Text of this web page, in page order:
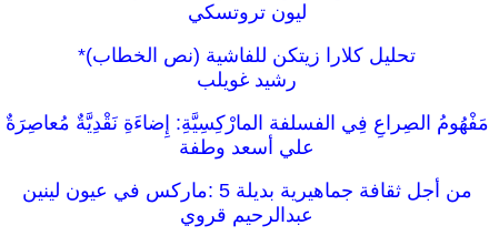
ليون تروتسكي
تحليل كلارا زيتكن للفاشية (نص الخطاب)*
رشيد غويلب
مَفْهُومُ الصِراعِ فِي الفسلفة المارْكِسِيَّةِ: إِضاءَةِ نَقْدِيَّةٌ مُعاصِرَةٌ
علي أسعد وطفة
من أجل ثقافة جماهيرية بديلة 5 :ماركس في عيون لينين
عبدالرحيم قروي